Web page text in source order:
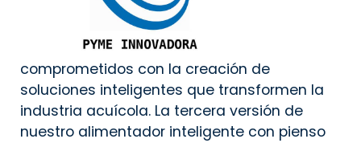
comprometidos con la creación de
soluciones inteligentes que transformen la
industria acuícola. La tercera versión de
nuestro alimentador inteligente con pienso